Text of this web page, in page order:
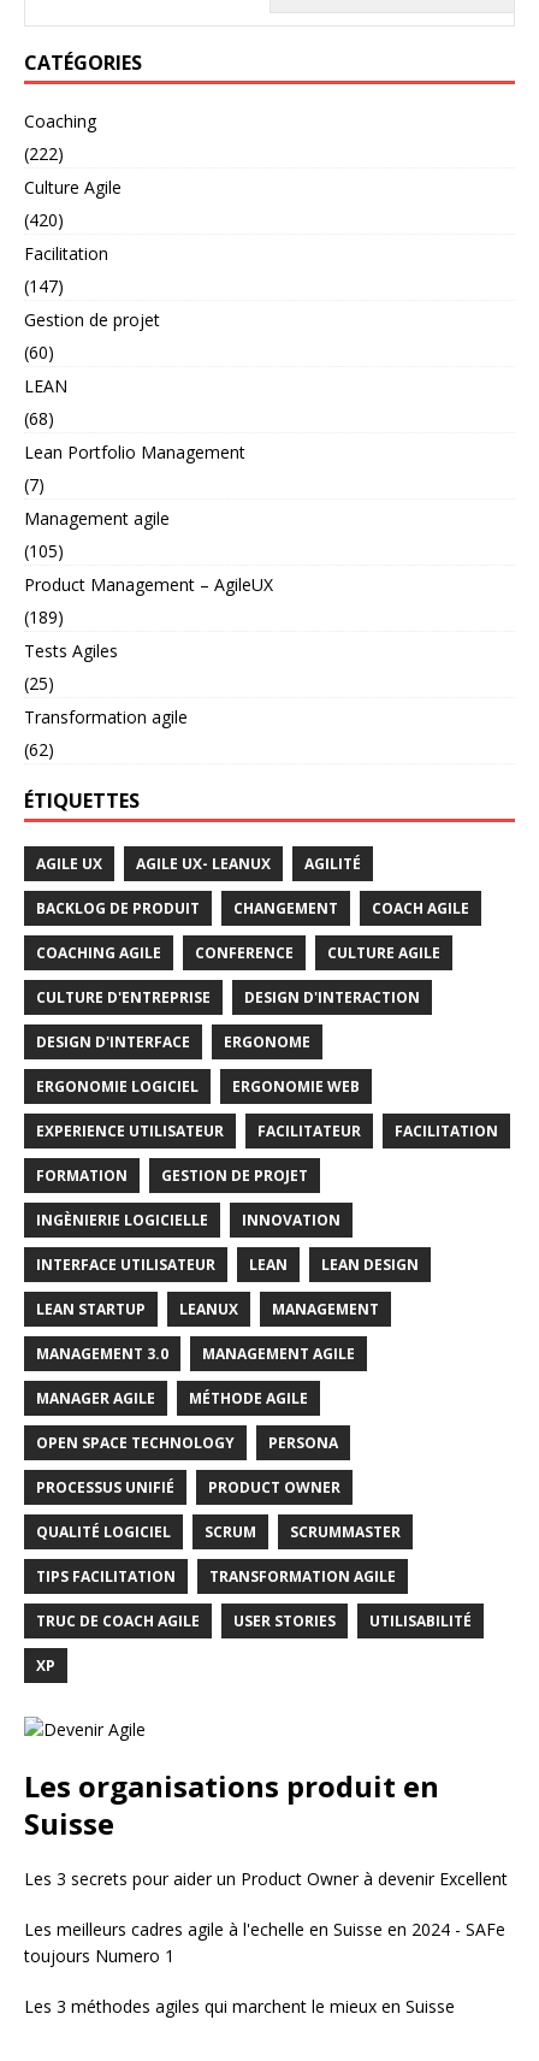
CATÉGORIES
Coaching
(222)
Culture Agile
(420)
Facilitation
(147)
Gestion de projet
(60)
LEAN
(68)
Lean Portfolio Management
(7)
Management agile
(105)
Product Management – AgileUX
(189)
Tests Agiles
(25)
Transformation agile
(62)
ÉTIQUETTES
AGILE UX AGILE UX- LEANUX AGILITÉ
BACKLOG DE PRODUIT CHANGEMENT COACH AGILE
COACHING AGILE CONFERENCE CULTURE AGILE
CULTURE D'ENTREPRISE DESIGN D'INTERACTION
DESIGN D'INTERFACE ERGONOME
ERGONOMIE LOGICIEL ERGONOMIE WEB
EXPERIENCE UTILISATEUR FACILITATEUR FACILITATION
FORMATION GESTION DE PROJET
INGÈNIERIE LOGICIELLE INNOVATION
INTERFACE UTILISATEUR LEAN LEAN DESIGN
LEAN STARTUP LEANUX MANAGEMENT
MANAGEMENT 3.0 MANAGEMENT AGILE
MANAGER AGILE MÉTHODE AGILE
OPEN SPACE TECHNOLOGY PERSONA
PROCESSUS UNIFIÉ PRODUCT OWNER
QUALITÉ LOGICIEL SCRUM SCRUMMASTER
TIPS FACILITATION TRANSFORMATION AGILE
TRUC DE COACH AGILE USER STORIES UTILISABILITÉ
XP
Les organisations produit en
Suisse
Les 3 secrets pour aider un Product Owner à devenir Excellent
Les meilleurs cadres agile à l'echelle en Suisse en 2024 - SAFe
toujours Numero 1
Les 3 méthodes agiles qui marchent le mieux en Suisse